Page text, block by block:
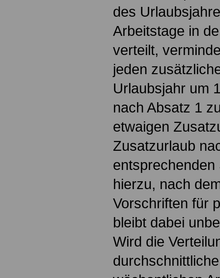
des
Arbeitstage in
verteilt,
jeden
Urlaubsjahr um
nach Absatz 1
etwaigen
Zusatzurlaub
hierzu, nach
Vorschriften für
bleibt dabei
Wird die